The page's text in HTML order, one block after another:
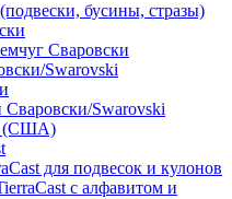
бусины, стразы)
Сваровски
Swarovski
Swarovski
(США)
для подвесок и кулонов
с алфавитом и